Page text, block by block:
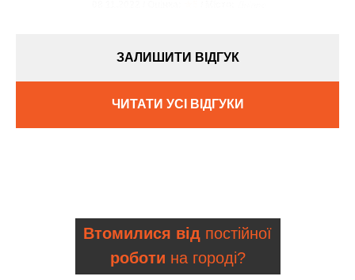
ЗАЛИШИТИ ВІДГУК
ЧИТАТИ УСІ ВІДГУКИ
Втомилися від постійної
роботи на городі?